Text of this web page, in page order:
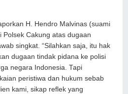
H. Hendro Malvinas (suami
Cakung atas dugaan
singkat. “Silahkan saja, itu hak
dugaan tindak pidana ke polisi
negara Indonesia. Tapi
peristiwa dan hukum sebab
kami, sikap reflek yang